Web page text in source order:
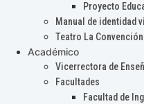
Proyecto
Manual de identidad
Teatro La Convención
Académico
Vicerrectora de
Facultades
Facultad de